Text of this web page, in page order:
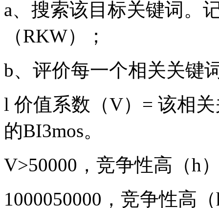
a、搜索该目标关键词。
（RKW）；
b、评价每一个相关关键
l 价值系数（V）= 该相
的BI3mos。
V>50000，竞争性高（h
1000050000，竞争性高